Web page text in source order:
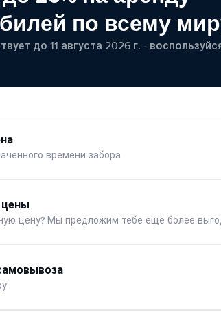
по всему
до 11 августа 2026 г. -
времени забора
цены
цену? Мы предложим тебе ещё более